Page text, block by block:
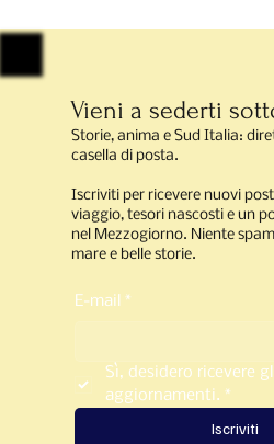
Vieni a sederti
Storie, anima e Sud Italia:
casella di posta.
Iscriviti per ricevere nuovi
viaggio, tesori nascosti e un
nel Mezzogiorno. Niente
mare e belle storie.
E-mail *
Sì, desidero ricevere
aggiornamenti. *
Iscriviti